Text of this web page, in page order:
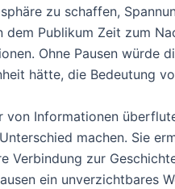
zu schaffen,
dem Publikum Zeit zum
Ohne Pausen würde
hätte, die Bedeutung
von Informationen
machen. Sie
Verbindung zur
ein unverzichtbares